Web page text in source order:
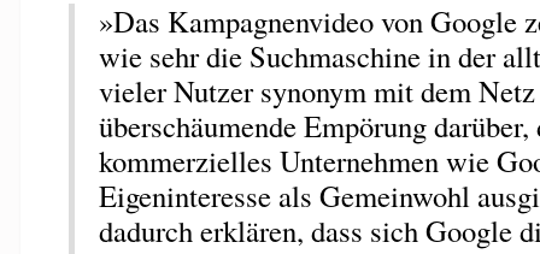
»Das Kampagnenvideo von Google
wie sehr die Suchmaschine in der
vieler Nutzer synonym mit dem
überschäumende Empörung darüber,
kommerzielles Unternehmen wie
Eigeninteresse als Gemeinwohl
dadurch erklären, dass sich Google